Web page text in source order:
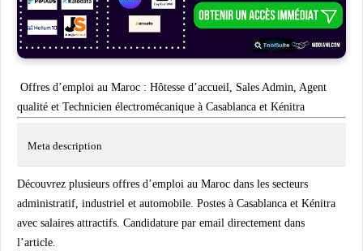
Offres d’emploi au Maroc : Hôtesse d’accueil, Sales Admin, Agent
qualité et Technicien électromécanique à Casablanca et Kénitra
Meta description
Découvrez plusieurs offres d’emploi au Maroc dans les secteurs
administratif, industriel et automobile. Postes à Casablanca et Kénitra
avec salaires attractifs. Candidature par email directement dans
l’article.